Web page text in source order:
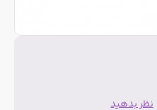
نظر بدهید